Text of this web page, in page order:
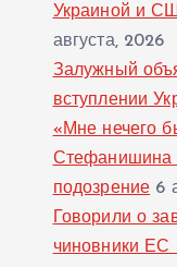
Украиной и
августа, 2026
Залужный
вступлении
«Мне нечего
Стефанишина
подозрение 6
Говорили о
чиновники ЕС